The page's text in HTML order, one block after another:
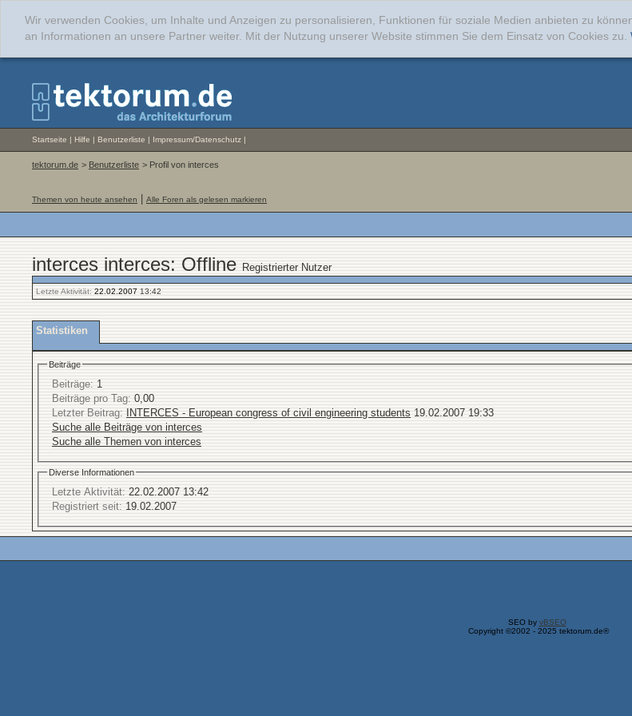
Wir verwenden Cookies, um Inhalte und Anzeigen zu personalisieren, Funktionen für soziale Medien anbieten zu
an Informationen an unsere Partner weiter. Mit der Nutzung unserer Website stimmen Sie dem Einsatz von Cookies zu.
Startseite | Hilfe | Benutzerliste | Impressum/Datenschutz |
tektorum.de > Benutzerliste > Profil von interces
Themen von heute ansehen Alle Foren als gelesen markieren
interces interces: Offline Registrierter Nutzer
Letzte Aktivität: 22.02.2007 13:42
Statistiken
Beiträge
Beiträge: 1
Beiträge pro Tag: 0,00
Letzter Beitrag: INTERCES - European congress of civil engineering students 19.02.2007 19:33
Suche alle Beiträge von interces
Suche alle Themen von interces
Diverse Informationen
Letzte Aktivität: 22.02.2007 13:42
Registriert seit: 19.02.2007
SEO by vBSEO
Copyright ©2002 - 2025 tektorum.de®